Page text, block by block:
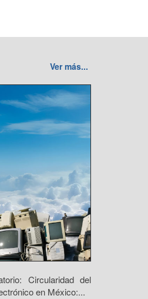
Ver más...
Circularidad del
en México:...